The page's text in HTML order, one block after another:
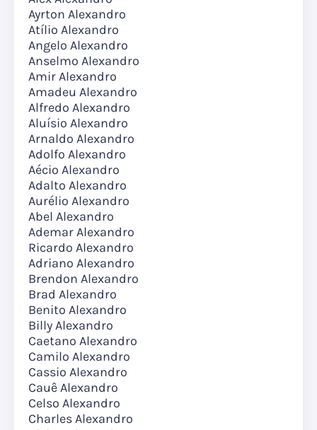
Ayrton Alexandro
Atílio Alexandro
Angelo Alexandro
Anselmo Alexandro
Amir Alexandro
Amadeu Alexandro
Alfredo Alexandro
Aluísio Alexandro
Arnaldo Alexandro
Adolfo Alexandro
Aécio Alexandro
Adalto Alexandro
Aurélio Alexandro
Abel Alexandro
Ademar Alexandro
Ricardo Alexandro
Adriano Alexandro
Brendon Alexandro
Brad Alexandro
Benito Alexandro
Billy Alexandro
Caetano Alexandro
Camilo Alexandro
Cassio Alexandro
Cauê Alexandro
Celso Alexandro
Charles Alexandro